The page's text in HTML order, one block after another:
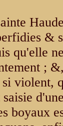
&
qu'elle
;
violent,
boyaux